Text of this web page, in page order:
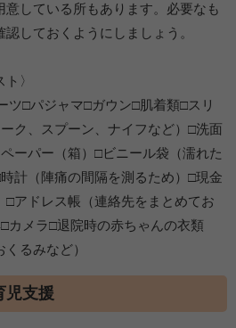
意している所もあります。必要なも
しておくようにしましょう。
〉
ツ□パジャマ□ガウン□肌着類□スリ
ク、スプーン、ナイフなど）□洗面
ーパー（箱）□ビニール袋（濡れた
計（陣痛の間隔を測るため）□現金
□アドレス帳（連絡先をまとめてお
カメラ□退院時の赤ちゃんの衣類
るみなど）
児支援